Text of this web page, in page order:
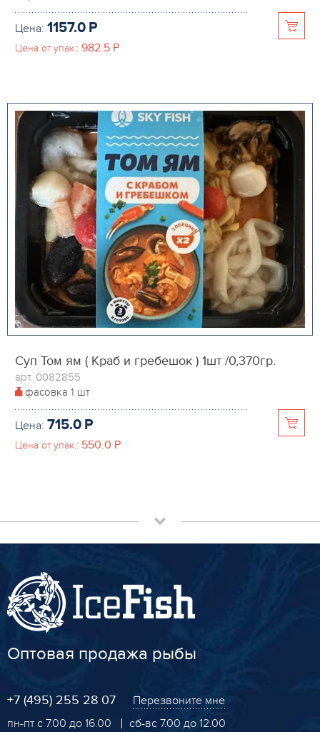
Цена: 1157.0 P
Цена от упак.: 982.5 P
Суп Том ям ( Краб и гребешок ) 1шт /0,370гр.
арт. 0082855
фасовка 1 шт
Цена: 715.0 P
Цена от упак.: 550.0 P
Оптовая продажа рыбы
+7 (495) 255 28 07
Перезвоните мне
пн-пт с 7.00 до 16.00
сб-вс 7.00 до 12.00